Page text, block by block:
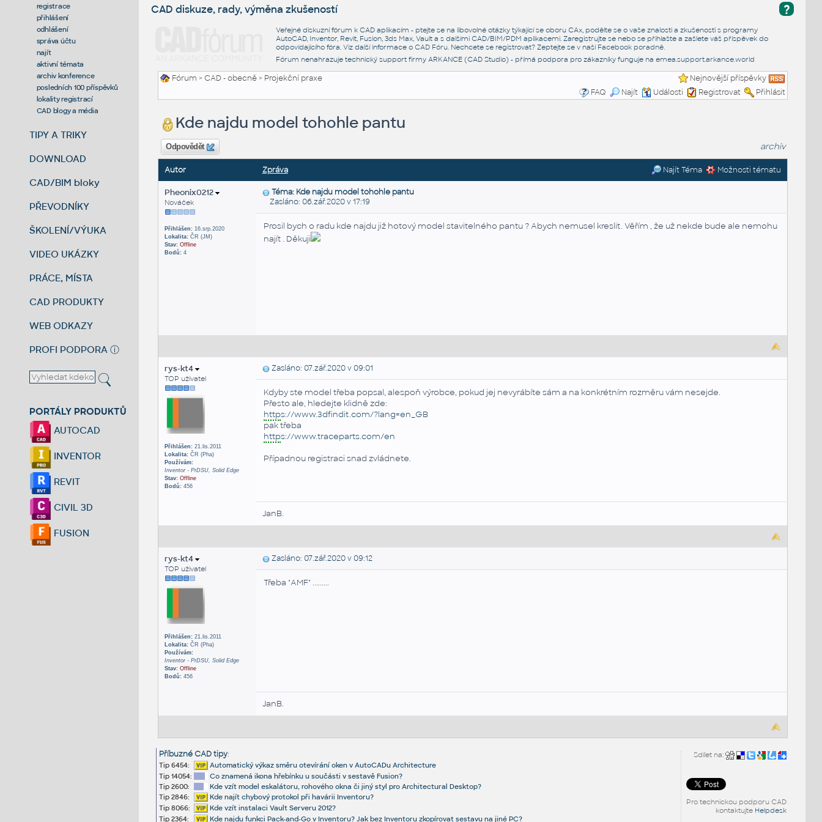
registrace
přihlášení
odhlášení
správa účtu
najít
aktivní témata
archiv konference
posledních 100 příspěvků
lokality registrací
CAD blogy a média
TIPY A TRIKY
DOWNLOAD
CAD/BIM bloky
PŘEVODNÍKY
ŠKOLENÍ/VÝUKA
VIDEO UKÁZKY
PRÁCE, MÍSTA
CAD PRODUKTY
WEB ODKAZY
PROFI PODPORA ⓘ
PORTÁLY PRODUKTŮ
AUTOCAD
INVENTOR
REVIT
CIVIL 3D
FUSION
?
CAD diskuze, rady, výměna zkušeností
Veřejné diskuzní fórum k CAD aplikacím - ptejte se na libovolné otázky týkající se oboru CAx, podělte se o vaše znalosti a zkušenosti s programy
AutoCAD, Inventor, Revit, Fusion, 3ds Max, Vault a s dalšími CAD/BIM/PDM aplikacemi. Zaregistrujte se nebo se přihlašte a zašlete váš příspěvek do
odpovídajícího fóra. Viz další informace o CAD Fóru. Nechcete se registrovat? Zeptejte se v naší Facebook poradně.
Fórum nenahrazuje technický support firmy ARKANCE (CAD Studio) - přímá podpora pro zákazníky funguje na emea.support.arkance.world
Fórum > CAD - obecně> Projekční praxe
Nejnovější příspěvky
FAQ
Najít Události Registrovat Přihlásit
Kde najdu model tohohle pantu
Odpovědět archiv
Autor Zpráva Najít Téma Možnosti tématu
Pheonix0212
Nováček
Přihlášen:16.srp.2020
Lokalita:ČR (JM)
Stav: Offline
Bodů:4
Téma: Kde najdu model tohohle pantu
Zasláno: 06.zář.2020 v 17:19
Prosil bych o radu kde najdu již hotový model stavitelného pantu ? Abych nemusel kreslit. Věřím , že už nekde bude ale nemohu
najít . Děkuji
rys-kt4
TOP uživatel
Přihlášen:21.lis.2011
Lokalita:ČR (Pha)
Používám:
Inventor - PrDSU, Solid Edge
Stav: Offline
Bodů:456
Zasláno: 07.zář.2020 v 09:01
Kdyby ste model třeba popsal, alespoň výrobce, pokud jej nevyrábíte sám a na konkrétním rozměru vám nesejde.
Přesto ale, hledejte klidně zde:
https://www.3dfindit.com/?lang=en_GB
pak třeba
https://www.traceparts.com/en
Případnou registraci snad zvládnete.
JanB.
rys-kt4
TOP uživatel
Přihlášen:21.lis.2011
Lokalita:ČR (Pha)
Používám:
Inventor - PrDSU, Solid Edge
Stav: Offline
Bodů:456
Zasláno: 07.zář.2020 v 09:12
Třeba "AMF" .........
JanB.
Sdílet na:
Pro technickou podporu CAD
kontaktujte Helpdesk
Příbuzné CAD tipy:
Tip 6454:
Automatický výkaz směru otevírání oken v AutoCADu Architecture
Tip 14054:
Co znamená ikona hřebínku u součásti v sestavě Fusion?
Tip 2600:
Kde vzít model eskalátoru, rohového okna či jiný styl pro Architectural Desktop?
Tip 2846:
Kde najít chybový protokol při havárii Inventoru?
Tip 8066:
Kde vzít instalaci Vault Serveru 2012?
Tip 2364:
Kde najdu funkci Pack-and-Go v Inventoru? Jak bez Inventoru zkopírovat sestavu na jiné PC?